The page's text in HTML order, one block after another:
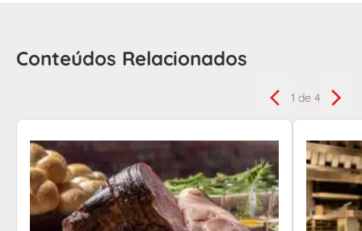
Conteúdos Relacionados
1 de 4